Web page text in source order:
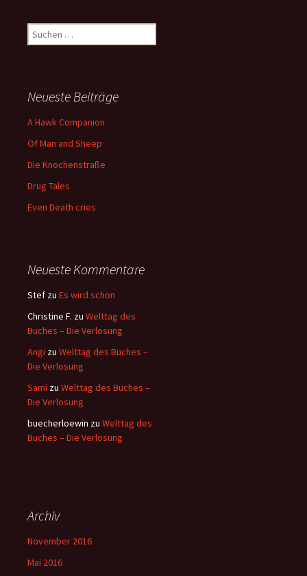
Suchen
nach:
Neueste Beiträge
A Hawk Companion
Of Man and Sheep
Die Knochenstraße
Drug Tales
Even Death cries
Neueste Kommentare
Stef zu Es wird schon
Christine F. zu Welttag des
Buches – Die Verlosung
Angi zu Welttag des Buches –
Die Verlosung
Sami zu Welttag des Buches –
Die Verlosung
buecherloewin zu Welttag des
Buches – Die Verlosung
Archiv
November 2016
Mai 2016